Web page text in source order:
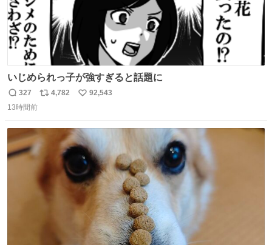
いじめられっ子が強すぎると話題に
返
信
327
リ
ト
数
4,782
い
数
92,543
13時間前